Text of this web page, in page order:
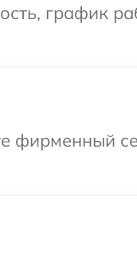
график
фирменный